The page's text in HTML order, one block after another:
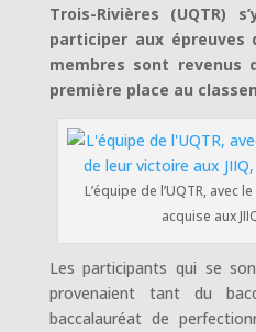
Trois-Rivières (UQTR)
participer aux épreuves
membres sont revenus
première place au
L’équipe de l’UQTR, avec
acquise aux
Les participants qui se
provenaient tant du
baccalauréat de